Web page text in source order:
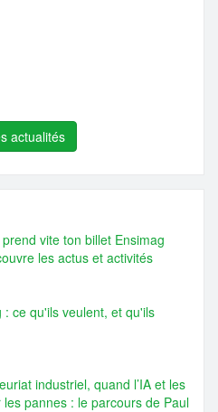
actualités
vite ton billet Ensimag
les actus et activités
ce qu'ils veulent, et qu'ils
industriel, quand l’IA et les
pannes : le parcours de Paul